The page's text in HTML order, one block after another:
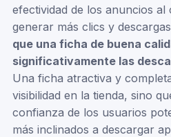
efectividad de los anuncios
generar más clics y
que una ficha de buena
significativamente las
Una ficha atractiva y
visibilidad en la tienda, sino
confianza de los usuarios
más inclinados a descargar